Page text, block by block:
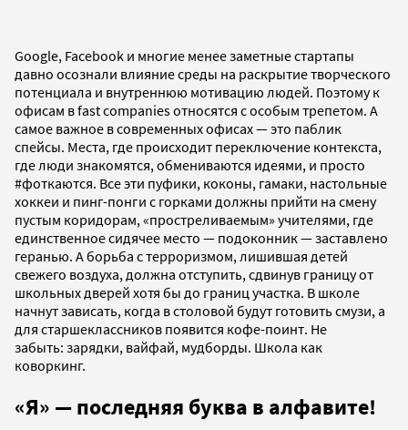
Google, Facebook и многие менее заметные стартапы
давно осознали влияние среды на раскрытие творческого
потенциала и внутреннюю мотивацию людей. Поэтому к
офисам в fast companies относятся с особым трепетом. А
самое важное в современных офисах — это паблик
спейсы. Места, где происходит переключение контекста,
где люди знакомятся, обмениваются идеями, и просто
#фоткаются. Все эти пуфики, коконы, гамаки, настольные
хоккеи и пинг-понги с горками должны прийти на смену
пустым коридорам, «простреливаемым» учителями, где
единственное сидячее место — подоконник — заставлено
геранью. А борьба с терроризмом, лишившая детей
свежего воздуха, должна отступить, сдвинув границу от
школьных дверей хотя бы до границ участка. В школе
начнут зависать, когда в столовой будут готовить смузи, а
для старшеклассников появится кофе-поинт. Не
забыть: зарядки, вайфай, мудборды. Школа как
коворкинг.
«Я» —последняя буква в алфавите!